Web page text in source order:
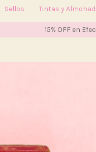
15% OFF en
Sellos Tintas y